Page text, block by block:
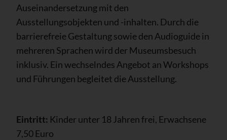
Auseinandersetzung mit den
Ausstellungsobjekten und -inhalten. Durch die
barrierefreie Gestaltung sowie den Audioguide in
mehreren Sprachen wird der Museumsbesuch
inklusiv. Ein wechselndes Angebot an Workshops
und Führungen begleitet die Ausstellung.
Eintritt: Kinder unter 18 Jahren frei, Erwachsene
7,50 Euro